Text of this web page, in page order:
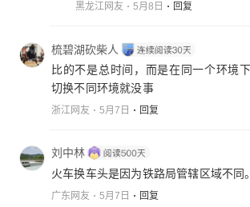
黑龙江网友 5月8日 回复
梳碧湖砍柴人
比的不是总时间，而是在同一个环境
切换不同环境就没事
浙江网友 5月7日 回复
刘中林
火车换车头是因为铁路局管辖区域不同。
广东网友 5月7日 回复